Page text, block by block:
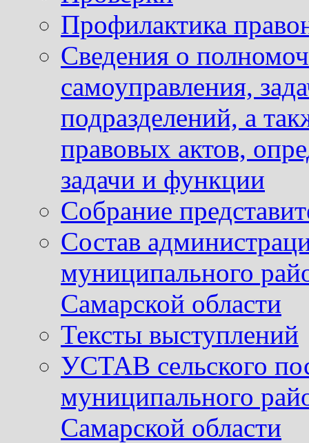
Профилактика
Сведения о
самоуправления,
подразделений, а
правовых актов,
задачи и функции
Собрание
Состав
муниципального
Самарской области
Тексты выступлений
УСТАВ сельского
муниципального
Самарской области